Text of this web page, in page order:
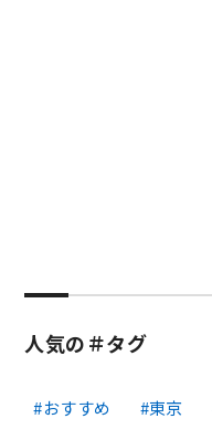
人気の＃タグ
おすすめ 東京